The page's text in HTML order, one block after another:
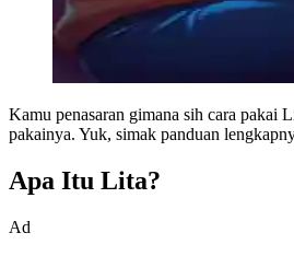
Kamu penasaran gimana sih cara pakai
pakainya. Yuk, simak panduan
Apa Itu Lita?
Ad